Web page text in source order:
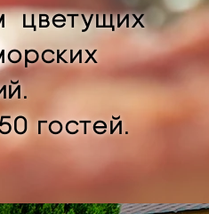
цветущих
гостей.